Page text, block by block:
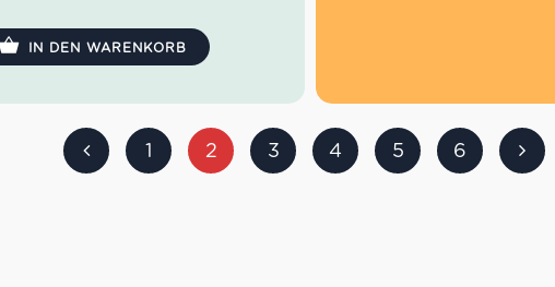
Geschmack: Würzig, vollmundig,
gut strukturiert und herrlich frisch.
IN DEN WARENKORB
1 2 3 4 5 6